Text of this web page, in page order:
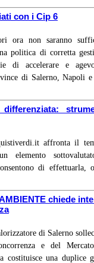
con i Cip 6
ora non saranno
politica di corretta
di accelerare e
di Salerno, Napoli e
affronta il
elemento
di effettuarla,
chiede
di Salerno
e del
una duplice